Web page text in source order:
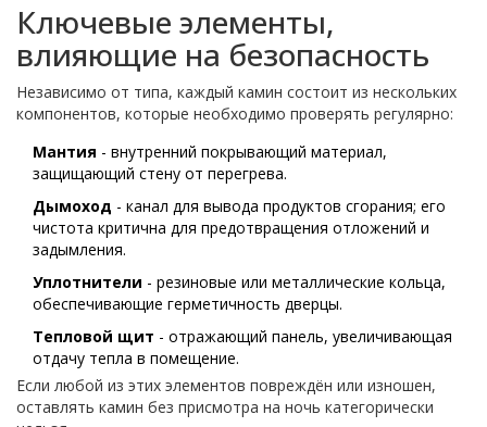
Ключевые элементы,
влияющие на безопасность
Независимо от типа, каждый камин состоит из нескольких
компонентов, которые необходимо проверять регулярно:
Мантия - внутренний покрывающий материал,
защищающий стену от перегрева.
Дымоход - канал для вывода продуктов сгорания; его
чистота критична для предотвращения отложений и
задымления.
Уплотнители - резиновые или металлические кольца,
обеспечивающие герметичность дверцы.
Тепловой щит - отражающий панель, увеличивающая
отдачу тепла в помещение.
Если любой из этих элементов повреждён или изношен,
оставлять камин без присмотра на ночь категорически